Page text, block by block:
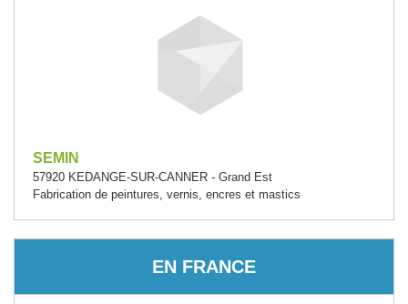
SEMIN
57920 KEDANGE-SUR-CANNER - Grand Est
Fabrication de peintures, vernis, encres et mastics
EN FRANCE